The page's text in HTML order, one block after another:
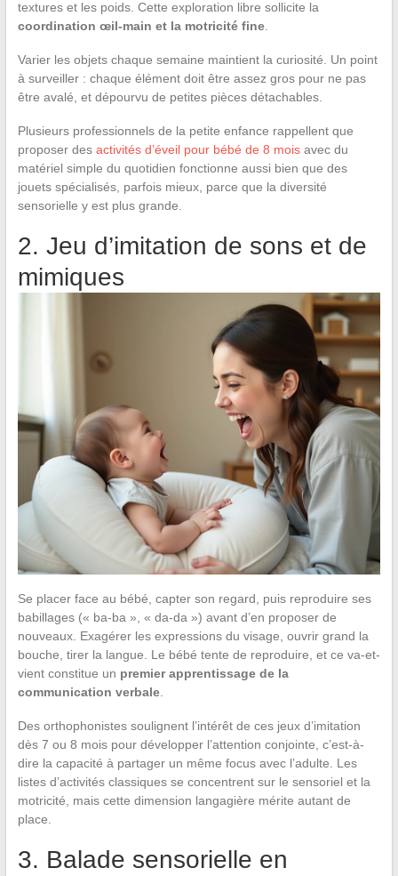
textures et les poids. Cette exploration libre sollicite la
coordination œil-main et la motricité fine.
Varier les objets chaque semaine maintient la curiosité. Un point
à surveiller : chaque élément doit être assez gros pour ne pas
être avalé, et dépourvu de petites pièces détachables.
Plusieurs professionnels de la petite enfance rappellent que
proposer des activités d’éveil pour bébé de 8 moisavec du
matériel simple du quotidien fonctionne aussi bien que des
jouets spécialisés, parfois mieux, parce que la diversité
sensorielle y est plus grande.
2. Jeu d’imitation de sons et de
mimiques
Se placer face au bébé, capter son regard, puis reproduire ses
babillages (« ba-ba », « da-da ») avant d’en proposer de
nouveaux. Exagérer les expressions du visage, ouvrir grand la
bouche, tirer la langue. Le bébé tente de reproduire, et ce va-et-
vient constitue un premier apprentissage de la
communication verbale.
Des orthophonistes soulignent l’intérêt de ces jeux d’imitation
dès 7 ou 8 mois pour développer l’attention conjointe, c’est-à-
dire la capacité à partager un même focus avec l’adulte. Les
listes d’activités classiques se concentrent sur le sensoriel et la
motricité, mais cette dimension langagière mérite autant de
place.
3. Balade sensorielle en